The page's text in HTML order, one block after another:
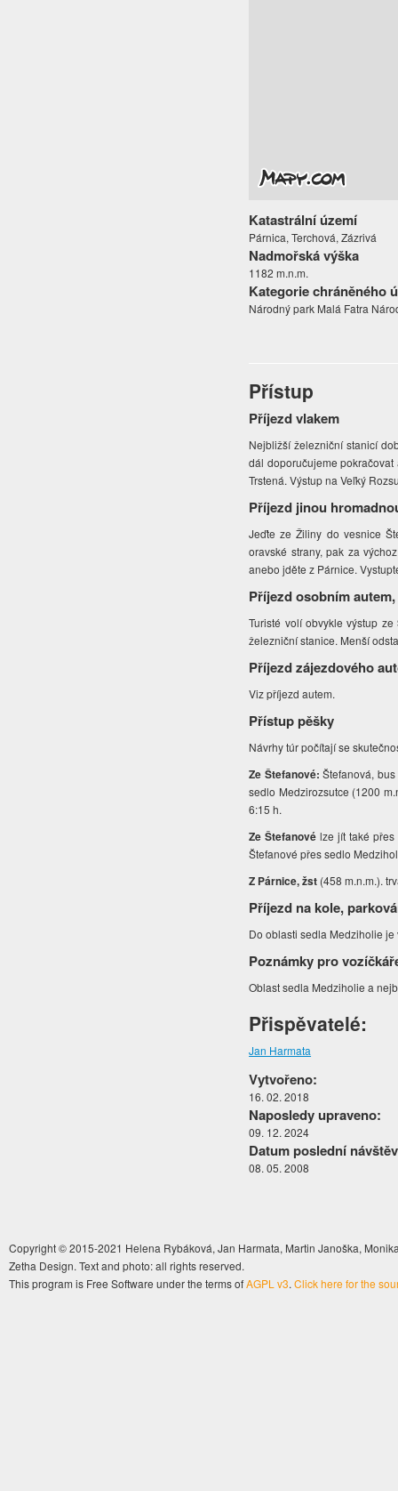
Katastrální území
Párnica, Terchová, Zázrivá
Nadmořská výška
1182 m.n.m.
Kategorie chráněného
Národný park Malá Fatra
Přístup
Příjezd vlakem
Nejbližší železniční stanicí
dál doporučujeme
Trstená. Výstup na Veľký
Příjezd jinou
Jeďte ze Žiliny do vesnice
oravské strany, pak za
anebo jděte z Párnice.
Příjezd osobním
Turisté volí obvykle výstup ze
železniční stanice. Menší
Příjezd zájezdového
Viz příjezd autem.
Přístup pěšky
Návrhy túr počítají se
Ze Štefanové: Štefanová,
sedlo Medzirozsutce (1200
6:15 h.
Ze Štefanové lze jít také
Štefanové přes sedlo
Z Párnice, žst (458 m.n.m.).
Příjezd na kole,
Do oblasti sedla Medziholie
Poznámky pro
Oblast sedla Medziholie a
Přispěvatelé:
Jan Harmata
Vytvořeno:
16. 02. 2018
Naposledy upraveno:
09. 12. 2024
Datum poslední
08. 05. 2008
Copyright © 2015-2021 Helena Rybáková, Jan Harmata, Martin Janoška,
Zetha Design. Text and photo: all rights reserved.
This program is Free Software under the terms ofAGPL v3. Click here for the